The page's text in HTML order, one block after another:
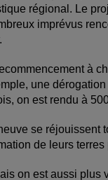
régional. Le
imprévus
à
une
on est rendu à
se réjouissent
de leurs
on est aussi